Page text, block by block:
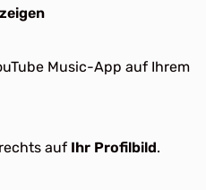
Music-App auf Ihrem
auf Ihr Profilbild.